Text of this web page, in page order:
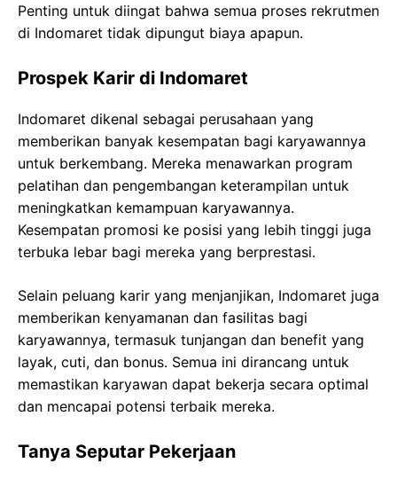
Penting untuk diingat bahwa semua proses rekrutmen
di Indomaret tidak dipungut biaya apapun.
Prospek Karir di Indomaret
Indomaret dikenal sebagai perusahaan yang
memberikan banyak kesempatan bagi karyawannya
untuk berkembang. Mereka menawarkan program
pelatihan dan pengembangan keterampilan untuk
meningkatkan kemampuan karyawannya.
Kesempatan promosi ke posisi yang lebih tinggi juga
terbuka lebar bagi mereka yang berprestasi.
Selain peluang karir yang menjanjikan, Indomaret juga
memberikan kenyamanan dan fasilitas bagi
karyawannya, termasuk tunjangan dan benefit yang
layak, cuti, dan bonus. Semua ini dirancang untuk
memastikan karyawan dapat bekerja secara optimal
dan mencapai potensi terbaik mereka.
Tanya Seputar Pekerjaan